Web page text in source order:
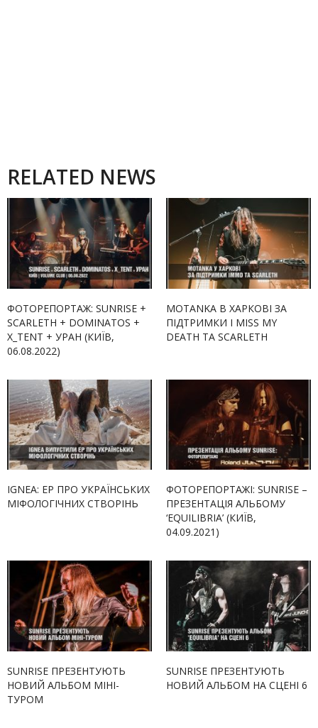
RELATED NEWS
ФОТОРЕПОРТАЖ: SUNRISE +
SCARLETH + DOMINATOS +
X_TENT + УРАН (КИЇВ,
06.08.2022)
MOTANKA В ХАРКОВІ ЗА
ПІДТРИМКИ I MISS MY
DEATH ТА SCARLETH
IGNEA: EP ПРО УКРАЇНСЬКИХ
МІФОЛОГІЧНИХ СТВОРІНЬ
ФОТОРЕПОРТАЖІ: SUNRISE –
ПРЕЗЕНТАЦІЯ АЛЬБОМУ
‘EQUILIBRIA’ (КИЇВ,
04.09.2021)
SUNRISE ПРЕЗЕНТУЮТЬ
НОВИЙ АЛЬБОМ МІНІ-
ТУРОМ
SUNRISE ПРЕЗЕНТУЮТЬ
НОВИЙ АЛЬБОМ НА СЦЕНІ 6